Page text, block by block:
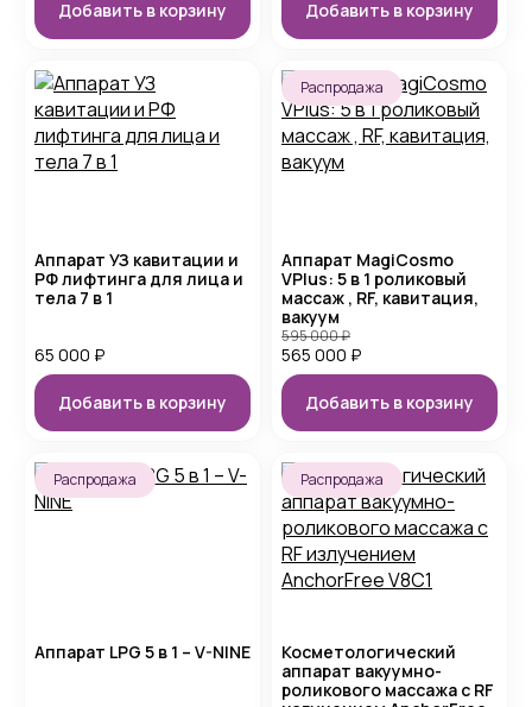
Добавить в корзину Добавить в корзину
Аппарат УЗ кавитации и
РФ лифтинга для лица и
тела 7 в 1
65 000 ₽
Добавить в корзину
Распродажа
Аппарат MagiCosmo
VPlus: 5 в 1 роликовый
массаж , RF, кавитация,
вакуум
565 000 ₽
595 000₽
Добавить в корзину
Распродажа
Аппарат LPG 5 в 1 – V-NINE
Распродажа
Косметологический
аппарат вакуумно-
роликового массажа с RF